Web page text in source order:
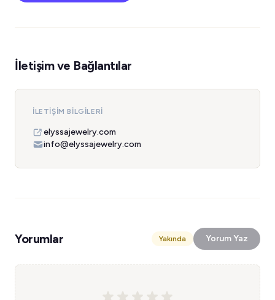
İletişim ve Bağlantılar
İLETIŞIM BILGILERI
elyssajewelry.com
info@elyssajewelry.com
Yorumlar Yakında Yorum Yaz